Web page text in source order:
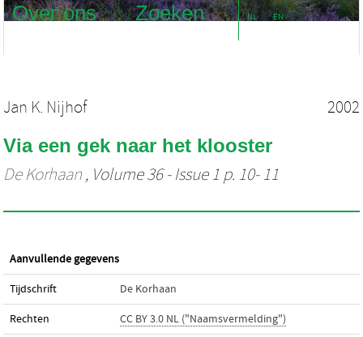
Over ons
Zoeken NL EN
Jan K. Nijhof 2002
Via een gek naar het klooster
De Korhaan , Volume 36 - Issue 1 p. 10- 11
Aanvullende gegevens
Tijdschrift De Korhaan
Rechten CC BY 3.0 NL ("Naamsvermelding")